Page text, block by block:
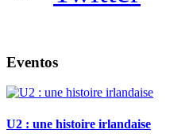
Eventos
U2 : une histoire irlandaise